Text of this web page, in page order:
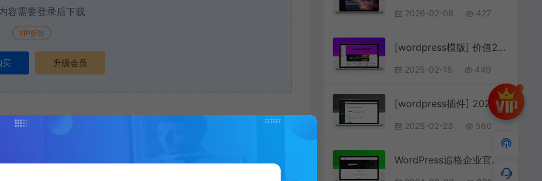
容需要登录后下载
VIP折扣
买 升级会员
2026-02-08 427
[wordpress模版] 价值200元的WordPress网址导航设计师主题风格网站
2025-02-18 449
[wordpress插件] 2023年站长必备的WordPress百度站长SEO工具合集
2025-02-23 560
WordPress追格企业官网主题免费开源版V1.1.6